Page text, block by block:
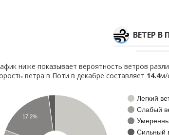
ВЕТЕР В
ниже показывает вероятность ветров
ветра в Поти в декабре составляет 14.4м/
Легкий
Слабый
Сильный
17.2%